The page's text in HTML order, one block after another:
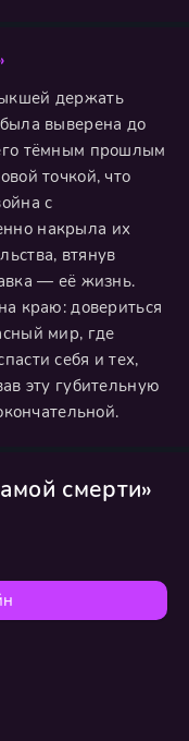
держать
выверена до
тёмным прошлым
точкой, что
с
накрыла их
втянув
— её жизнь.
краю: довериться
мир, где
себя и тех,
эту губительную
смерти»